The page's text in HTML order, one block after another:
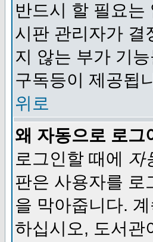
반드시 할 필요
시판 관리자가 결
지 않는 부가 기
구독등이 제공됩
위로
왜 자동으로 로그
로그인할 때에 자
판은 사용자를 로
을 막아줍니다.
하십시오, 도서관